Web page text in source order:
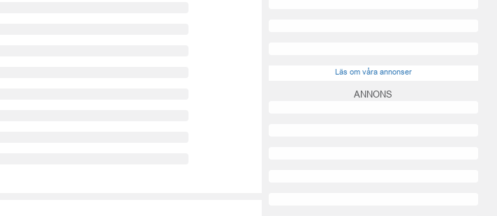
Läs om våra annonser
ANNONS